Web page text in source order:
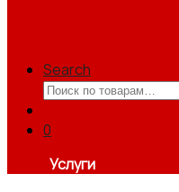
Search
Искать:
0
Услуги